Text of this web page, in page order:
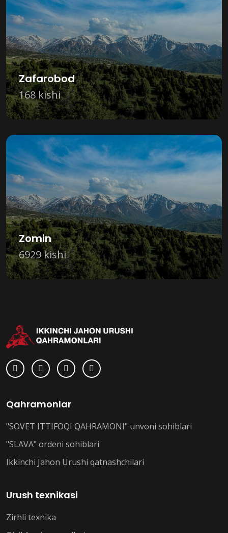
Zafarobod
168 kishi
Zomin
6929 kishi
Qahramonlar
"SOVET ITTIFOQI QAHRAMONI" unvoni sohiblari
"SLAVA" ordeni sohiblari
Ikkinchi Jahon Urushi qatnashchilari
Urush texnikasi
Zirhli texnika